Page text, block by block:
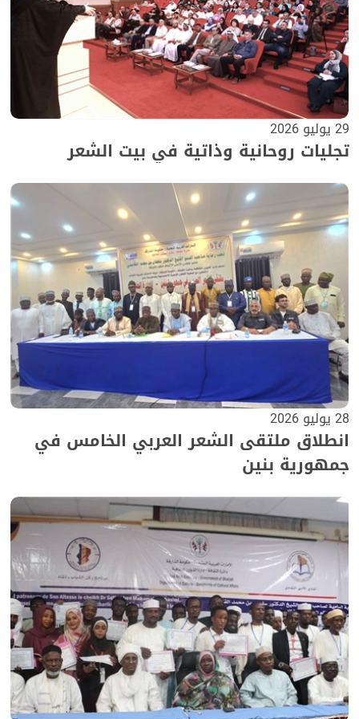
29 يوليو 2026
تجليات روحانية وذاتية في بيت الشعر
28 يوليو 2026
انطلاق ملتقى الشعر العربي الخامس في
جمهورية بنين